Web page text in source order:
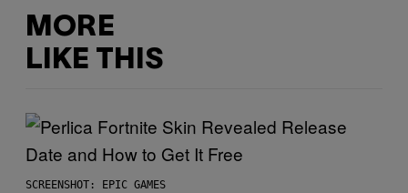
MORE
LIKE THIS
SCREENSHOT: EPIC GAMES